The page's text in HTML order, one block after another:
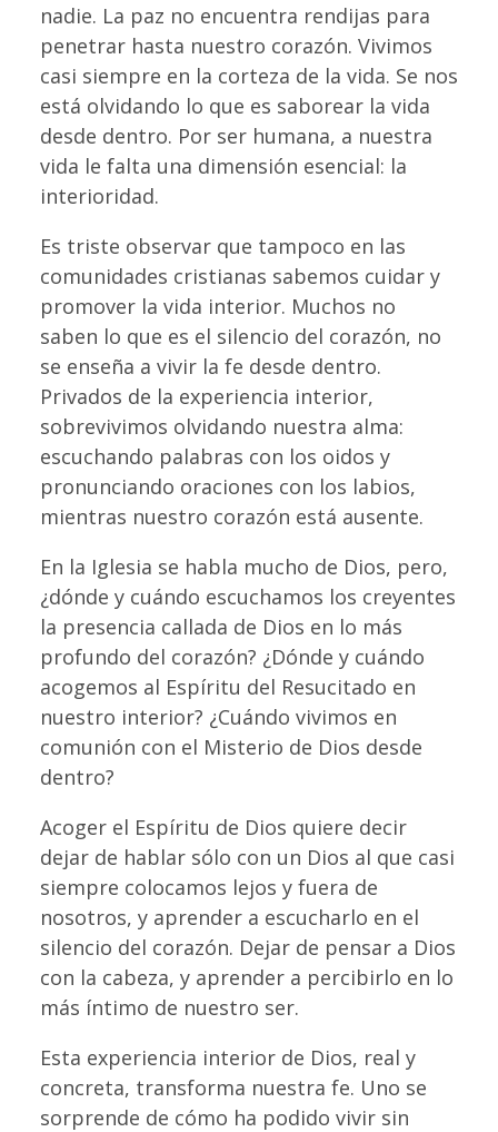
nadie. La paz no encuentra rendijas para
penetrar hasta nuestro corazón. Vivimos
casi siempre en la corteza de la vida. Se nos
está olvidando lo que es saborear la vida
desde dentro. Por ser humana, a nuestra
vida le falta una dimensión esencial: la
interioridad.
Es triste observar que tampoco en las
comunidades cristianas sabemos cuidar y
promover la vida interior. Muchos no
saben lo que es el silencio del corazón, no
se enseña a vivir la fe desde dentro.
Privados de la experiencia interior,
sobrevivimos olvidando nuestra alma:
escuchando palabras con los oidos y
pronunciando oraciones con los labios,
mientras nuestro corazón está ausente.
En la Iglesia se habla mucho de Dios, pero,
¿dónde y cuándo escuchamos los creyentes
la presencia callada de Dios en lo más
profundo del corazón? ¿Dónde y cuándo
acogemos al Espíritu del Resucitado en
nuestro interior? ¿Cuándo vivimos en
comunión con el Misterio de Dios desde
dentro?
Acoger el Espíritu de Dios quiere decir
dejar de hablar sólo con un Dios al que casi
siempre colocamos lejos y fuera de
nosotros, y aprender a escucharlo en el
silencio del corazón. Dejar de pensar a Dios
con la cabeza, y aprender a percibirlo en lo
más íntimo de nuestro ser.
Esta experiencia interior de Dios, real y
concreta, transforma nuestra fe. Uno se
sorprende de cómo ha podido vivir sin